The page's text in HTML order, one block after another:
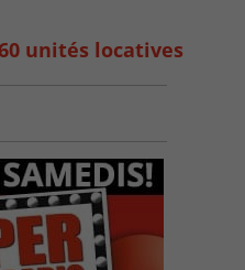
unités locatives